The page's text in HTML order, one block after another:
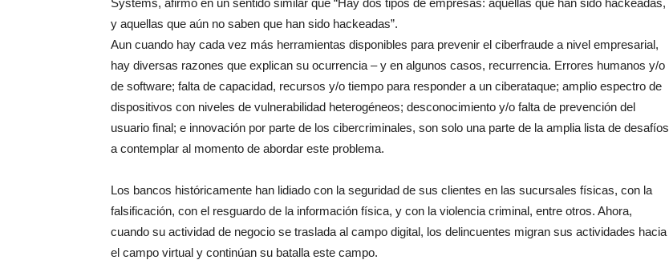
Systems, afirmó en un sentido similar que “Hay dos tipos de empresas: aquellas que han sido hackeadas,
y aquellas que aún no saben que han sido hackeadas”.
Aun cuando hay cada vez más herramientas disponibles para prevenir el ciberfraude a nivel empresarial,
hay diversas razones que explican su ocurrencia – y en algunos casos, recurrencia. Errores humanos y/o
de software; falta de capacidad, recursos y/o tiempo para responder a un ciberataque; amplio espectro de
dispositivos con niveles de vulnerabilidad heterogéneos; desconocimiento y/o falta de prevención del
usuario final; e innovación por parte de los cibercriminales, son solo una parte de la amplia lista de desafíos
a contemplar al momento de abordar este problema.
Los bancos históricamente han lidiado con la seguridad de sus clientes en las sucursales físicas, con la
falsificación, con el resguardo de la información física, y con la violencia criminal, entre otros. Ahora,
cuando su actividad de negocio se traslada al campo digital, los delincuentes migran sus actividades hacia
el campo virtual y continúan su batalla este campo.